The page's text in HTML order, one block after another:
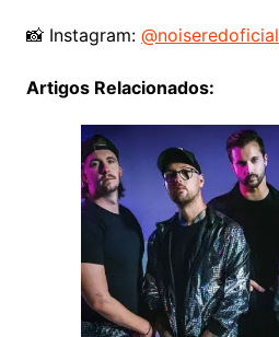
📸 Instagram: @noiseredoficial
Artigos Relacionados: